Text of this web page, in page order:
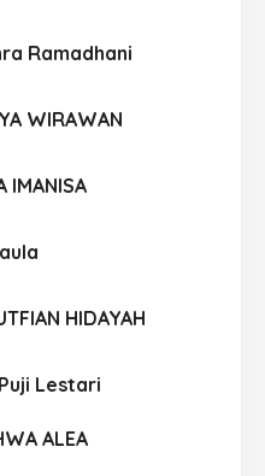
Ramadhani
WIRAWAN
IMANISA
HIDAYAH
Lestari
ALEA